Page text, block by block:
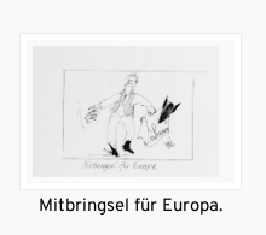
Mitbringsel für Europa.